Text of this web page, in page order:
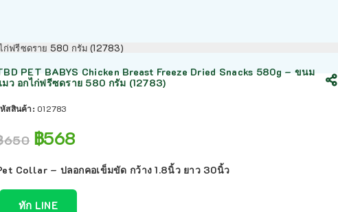
ก่ฟรีซดราย 580 กรัม (12783)
PET BABYS Chicken Breast Freeze Dried Snacks 580g – ขนม
มว อกไก่ฟรีซดราย 580 กรัม (12783)
สสินค้า: 012783
650 ฿568
Collar – ปลอกคอเข็มขัด กว้าง 1.8นิ้ว ยาว 30นิ้ว
ทัก LINE